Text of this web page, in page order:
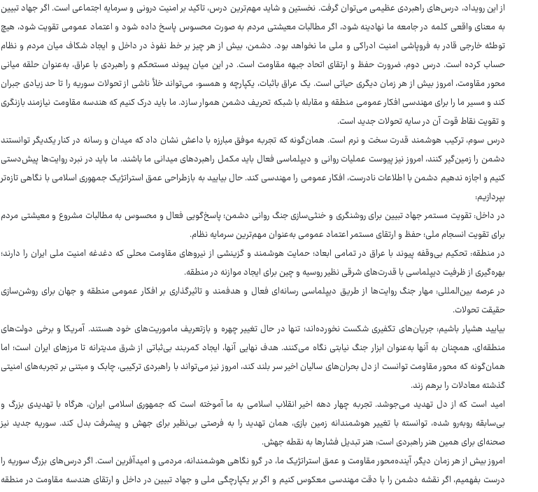
از این رویداد، درس‌های راهبردی عظیمی می‌توان گرفت. نخستین و شاید مهم‌ترین درس، تاکید بر امنیت درونی و سرمایه اجتماعی است. اگر جهاد تبیین
به معنای واقعی کلمه در جامعه ما نهادینه شود، اگر مطالبات معیشتی مردم به صورت محسوس پاسخ داده شود و اعتماد عمومی تقویت شود، هیچ
توطئه خارجی قادر به فروپاشی امنیت ادراکی و ملی ما نخواهد بود. دشمن، بیش از هر چیز بر خط نفوذ در داخل و ایجاد شکاف میان مردم و نظام
حساب کرده است. درس دوم، ضرورت حفظ و ارتقای اتحاد جبهه مقاومت است. در این میان پیوند مستحکم و راهبردی با عراق، به‌عنوان حلقه میانی
محور مقاومت، امروز بیش از هر زمان دیگری حیاتی است. یک عراق باثبات، یکپارچه و همسو، می‌تواند خلأ ناشی از تحولات سوریه را تا حد زیادی جبران
کند و مسیر ما را برای مهندسی افکار عمومی منطقه و مقابله با شبکه تحریف دشمن هموار سازد. ما باید درک کنیم که هندسه مقاومت نیازمند بازنگری
و تقویت نقاط قوت آن در سایه تحولات جدید است.
درس سوم، ترکیب هوشمند قدرت سخت و نرم است. همان‌گونه که تجربه موفق مبارزه با داعش نشان داد که میدان و رسانه در کنار یکدیگر توانستند
دشمن را زمین‌گیر کنند، امروز نیز پیوست عملیات روانی و دیپلماسی فعال باید مکمل راهبردهای میدانی ما باشند. ما باید در نبرد روایت‌ها پیش‌دستی
کنیم و اجازه ندهیم دشمن با اطلاعات نادرست، افکار عمومی را مهندسی کند. حال بیایید به بازطراحی عمق استراتژیک جمهوری اسلامی با نگاهی تازه‌تر
بپردازیم:
در داخل: تقویت مستمر جهاد تبیین برای روشنگری و خنثی‌سازی جنگ روانی دشمن؛ پاسخ‌گویی فعال و محسوس به مطالبات مشروع و معیشتی مردم
برای تقویت انسجام ملی؛ حفظ و ارتقای مستمر اعتماد عمومی به‌عنوان مهم‌ترین سرمایه نظام.
در منطقه: تحکیم بی‌وقفه پیوند با عراق در تمامی ابعاد؛ حمایت هوشمند و گزینشی از نیروهای مقاومت محلی که دغدغه امنیت ملی ایران را دارند؛
بهره‌گیری از ظرفیت دیپلماسی با قدرت‌های شرقی نظیر روسیه و چین برای ایجاد موازنه در منطقه.
در عرصه بین‌المللی: مهار جنگ روایت‌ها از طریق دیپلماسی رسانه‌ای فعال و هدفمند و تاثیرگذاری بر افکار عمومی منطقه و جهان برای روشن‌سازی
حقیقت تحولات.
بیایید هشیار باشیم: جریان‌های تکفیری شکست نخورده‌اند؛ تنها در حال تغییر چهره و بازتعریف ماموریت‌های خود هستند. آمریکا و برخی دولت‌های
منطقه‌ای، همچنان به آنها به‌عنوان ابزار جنگ نیابتی نگاه می‌کنند. هدف نهایی آنها، ایجاد کمربند بی‌ثباتی از شرق مدیترانه تا مرزهای ایران است؛ اما
همان‌گونه که محور مقاومت توانست از دل بحران‌های سالیان اخیر سر بلند کند، امروز نیز می‌تواند با راهبردی ترکیبی، چابک و مبتنی بر تجربه‌های امنیتی
گذشته معادلات را برهم زند.
امید است که از دل تهدید می‌جوشد. تجربه چهار دهه اخیر انقلاب اسلامی به ما آموخته است که جمهوری اسلامی ایران، هرگاه با تهدیدی بزرگ و
بی‌سابقه روبه‌رو شده، توانسته با تغییر هوشمندانه زمین بازی، همان تهدید را به فرصتی بی‌نظیر برای جهش و پیشرفت بدل کند. سوریه جدید نیز
صحنه‌ای برای همین هنر راهبردی است: هنر تبدیل فشارها به نقطه جهش.
امروز بیش از هر زمان دیگر، آینده‌محور مقاومت و عمق استراتژیک ما، در گرو نگاهی هوشمندانه، مردمی و امیدآفرین است. اگر درس‌های بزرگ سوریه را
درست بفهمیم، اگر نقشه دشمن را با دقت مهندسی معکوس کنیم و اگر بر یکپارچگی ملی و جهاد تبیین در داخل و ارتقای هندسه مقاومت در منطقه